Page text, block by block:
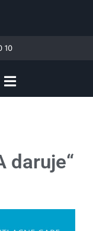
10
daruje“